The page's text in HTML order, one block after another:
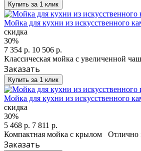
Купить за 1 клик
Мойка для кухни из искусственного
скидка
30%
7 354 р. 10 506 р.
Классическая мойка с увеличенной
Заказать
Купить за 1 клик
Мойка для кухни из искусственного
скидка
30%
5 468 р. 7 811 р.
Компактная мойка с крылом Отлично
Заказать